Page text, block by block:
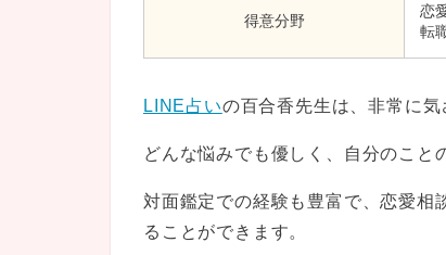
得意分野
恋
転
LINE占いの百合香先生は、非常に気
どんな悩みでも優しく、自分のこと
対面鑑定での経験も豊富で、恋愛相
ることができます。